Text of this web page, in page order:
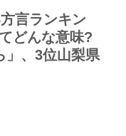
言ランキン
どんな意味?
」、3位山梨県